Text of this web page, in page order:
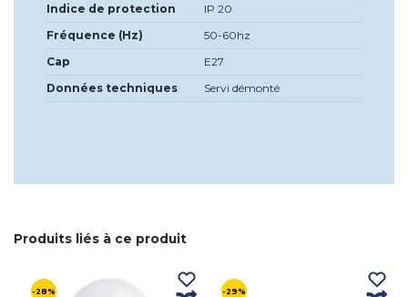
Indice de protection
IP 20
Fréquence (Hz)
50-60hz
Cap
E27
Données techniques
Servi démonté
Produits liés à ce produit
-28% -29%